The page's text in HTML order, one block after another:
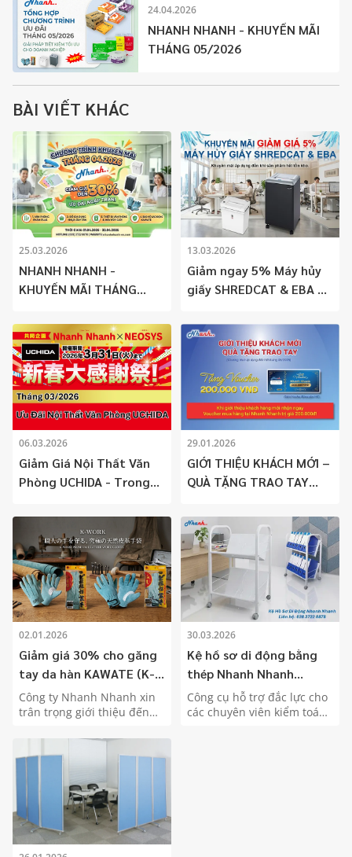
24.04.2026
NHANH NHANH - KHUYẾN MÃI
THÁNG 05/2026
BÀI VIẾT KHÁC
25.03.2026
NHANH NHANH -
KHUYẾN MÃI THÁNG
13.03.2026
Giảm ngay 5% Máy hủy
giấy SHREDCAT & EBA –
nhất!
06.03.2026
Giảm Giá Nội Thất Văn
Phòng UCHIDA - Trong
29.01.2026
GIỚI THIỆU KHÁCH MỚI –
QUÀ TẶNG TRAO TAY
200.000 VNĐ!
02.01.2026
Giảm giá 30% cho găng
tay da hàn KAWATE (K-
WORK – Nhật Bản)
Công ty Nhanh Nhanh xin
trân trọng giới thiệu đến
tay da hàn KAWATE cùng
chương trình khuyến mãi
gian có hạn.
30.03.2026
Kệ hồ sơ di động bằng
thép Nhanh Nhanh
FL01NN Giảm giá 15% -
Sản phẩm mới thương
Công cụ hỗ trợ đắc lực cho
các chuyên viên kiểm toán,